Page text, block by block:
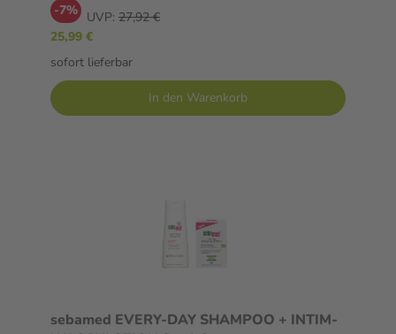
-7% UVP: 27,92 €
25,99 €
sofort lieferbar
In den Warenkorb
sebamed EVERY-DAY SHAMPOO + INTIM-